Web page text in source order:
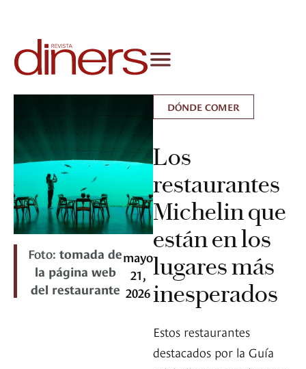
Foto:tomada de
la página web
del restaurante
mayo
21,
2026
DÓNDE COMER
Los
restaurantes
Michelin que
están en los
lugares más
inesperados
Estos restaurantes
destacados por la Guía